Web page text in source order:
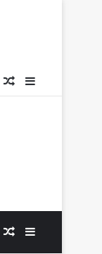
Log InRandom Article
Random Article